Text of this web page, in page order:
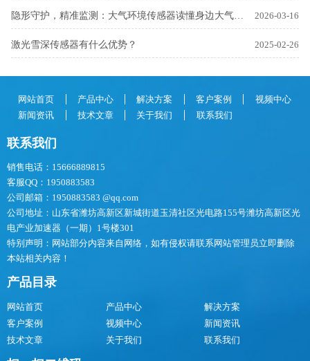
隐形守护，精准监测：大气环境传感器读懂身边大气质量 2026-03-16
激光雪深传感器有什么优势？ 2025-02-26
网站首页 产品中心 解决方案 客户案例
视频中心
新闻资讯
技术文章 关于我们 联系我们
联系我们
销售电话：15666889815
客服QQ：1950883583
公司邮箱：1950883583 @qq.com
公司地址：山东省潍坊高新区新城街道玉清社区光电路155号潍坊高新区光
电产业加速器（一期）1号楼301
特别声明：网站部分内容来自网络，如有侵权请联系网站管理员立即删除
本站相关内容！
产品目录
网站首页 产品中心
解决方案
客户案例
视频中心
新闻资讯
技术文章
关于我们 联系我们